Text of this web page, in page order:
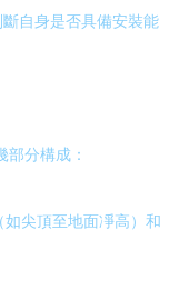
斷自身是否具備安裝能
分構成：
如尖頂至地面凈高）和